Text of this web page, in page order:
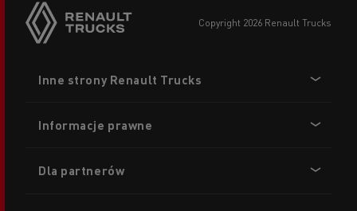
copyright 2026 Renault Trucks
menu
Inne strony Renault Trucks
Informacje prawne
Dla partnerów